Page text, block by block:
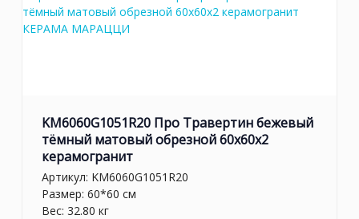
KM6060G1051R20 Про Травертин бежевый
тёмный матовый обрезной 60x60x2
керамогранит
Артикул: KM6060G1051R20
Размер: 60*60 см
Вес: 32.80 кг